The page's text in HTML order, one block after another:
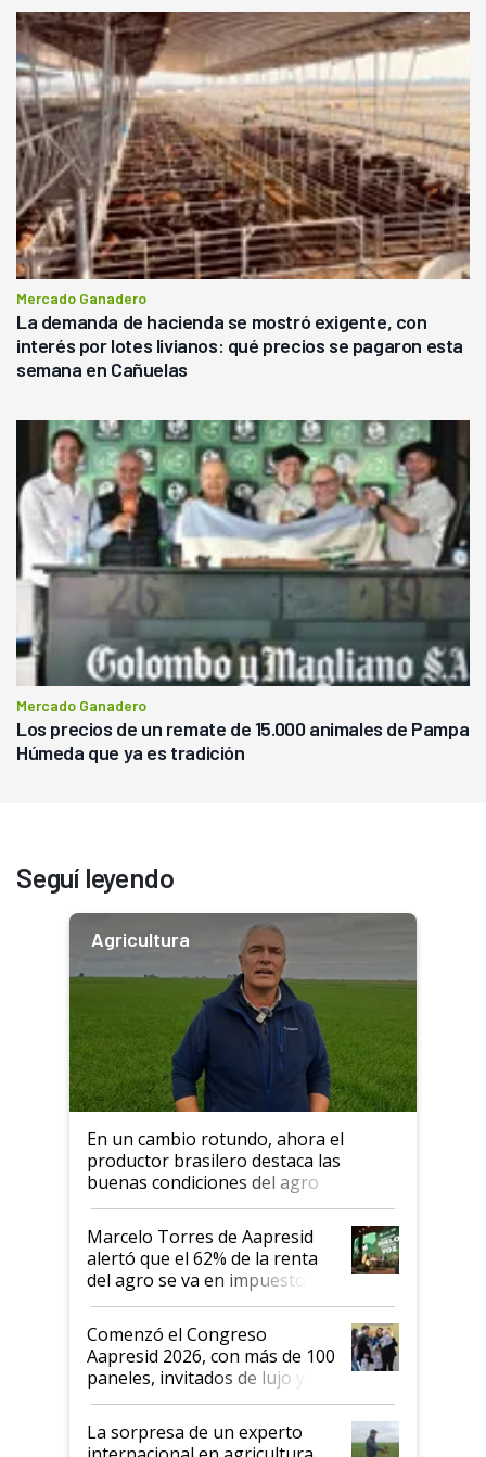
Mercado Ganadero
La demanda de hacienda se mostró exigente, con
interés por lotes livianos: qué precios se pagaron esta
semana en Cañuelas
Mercado Ganadero
Los precios de un remate de 15.000 animales de Pampa
Húmeda que ya es tradición
Seguí leyendo
Agricultura
En un cambio rotundo, ahora el
productor brasilero destaca las
buenas condiciones del agro
argentino para invertir: "Los veo
más motivados"
Marcelo Torres de Aapresid
alertó que el 62% de la renta
del agro se va en impuestos:
"No es bueno que en
Argentina se sigan discutiendo
las mismas cosas de hace 50
años"
Comenzó el Congreso
Aapresid 2026, con más de 100
paneles, invitados de lujo y
todas las tendencias
La sorpresa de un experto